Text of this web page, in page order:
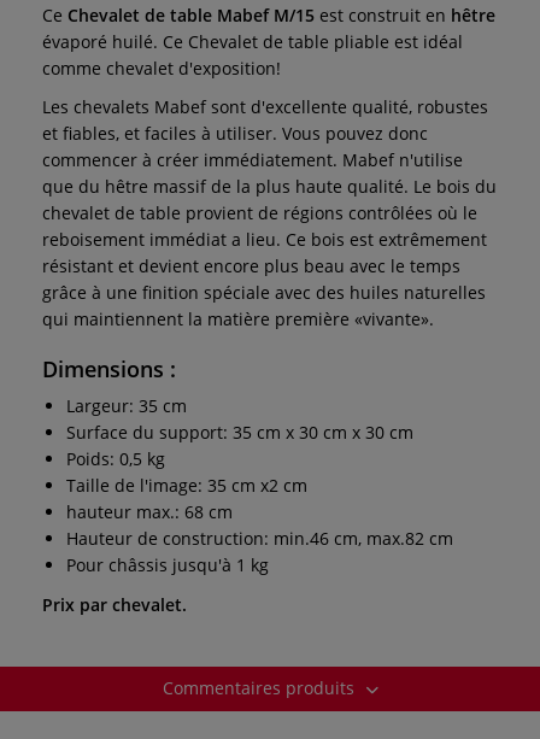
Ce Chevalet de table Mabef M/15 est construit en hêtre
évaporé huilé. Ce Chevalet de table pliable est idéal
comme chevalet d'exposition!
Les chevalets Mabef sont d'excellente qualité, robustes
et fiables, et faciles à utiliser. Vous pouvez donc
commencer à créer immédiatement. Mabef n'utilise
que du hêtre massif de la plus haute qualité. Le bois du
chevalet de table provient de régions contrôlées où le
reboisement immédiat a lieu. Ce bois est extrêmement
résistant et devient encore plus beau avec le temps
grâce à une finition spéciale avec des huiles naturelles
qui maintiennent la matière première «vivante».
Dimensions :
Largeur: 35 cm
Surface du support: 35 cm x 30 cm x 30 cm
Poids: 0,5 kg
Taille de l'image: 35 cm x2 cm
hauteur max.: 68 cm
Hauteur de construction: min.46 cm, max.82 cm
Pour châssis jusqu'à 1 kg
Prix par chevalet.
Commentaires produits